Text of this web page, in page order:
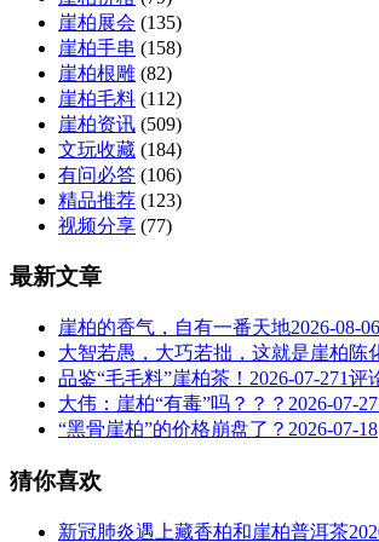
崖柏展会 (135)
崖柏手串 (158)
崖柏根雕 (82)
崖柏毛料 (112)
崖柏资讯 (509)
文玩收藏 (184)
有问必答 (106)
精品推荐 (123)
视频分享 (77)
最新文章
崖柏的香气，自有一番天地2026-08-06
大智若愚，大巧若拙，这就是崖柏陈
品鉴“毛毛料”崖柏茶！ 2026-07-271评
大伟：崖柏“有毒”吗？？？ 2026-07-27
“黑骨崖柏”的价格崩盘了？ 2026-07-18
猜你喜欢
新冠肺炎遇上藏香柏和崖柏普洱茶